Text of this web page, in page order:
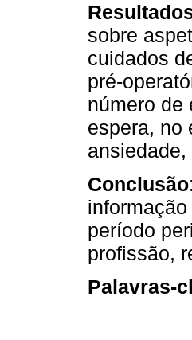
sobre
cuidados
pré-
número de
espera, no
Conclusão
período
profissão,
Palavras-